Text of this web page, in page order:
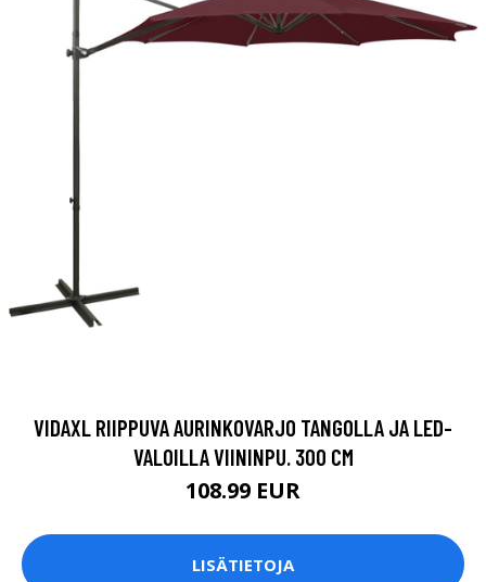
VIDAXL RIIPPUVA AURINKOVARJO TANGOLLA JA LED-
VALOILLA VIININPU. 300 CM
108.99 EUR
LISÄTIETOJA